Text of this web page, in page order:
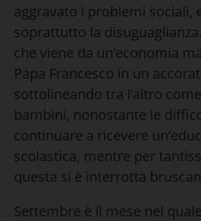
aggravato i problemi sociali,
soprattutto la
che viene da un’economia
Papa Francesco in un
sottolineando tra l’altro
bambini, nonostante le
continuare a ricevere
scolastica, mentre per
questa si è interrotta
Settembre è il mese nel